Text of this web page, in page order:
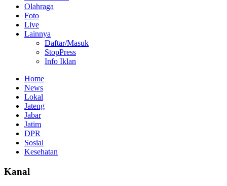
Olahraga
Foto
Live
Lainnya
Daftar/Masuk
StopPress
Info Iklan
Home
News
Lokal
Jateng
Jabar
Jatim
DPR
Sosial
Kesehatan
Kanal